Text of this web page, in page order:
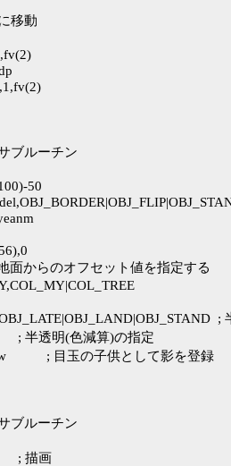
50
; 半透明なのでOBJ_LATEを指定する